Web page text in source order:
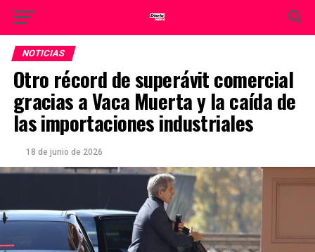
NOTICIAS
Otro récord de superávit comercial
gracias a Vaca Muerta y la caída de
las importaciones industriales
18 de junio de 2026